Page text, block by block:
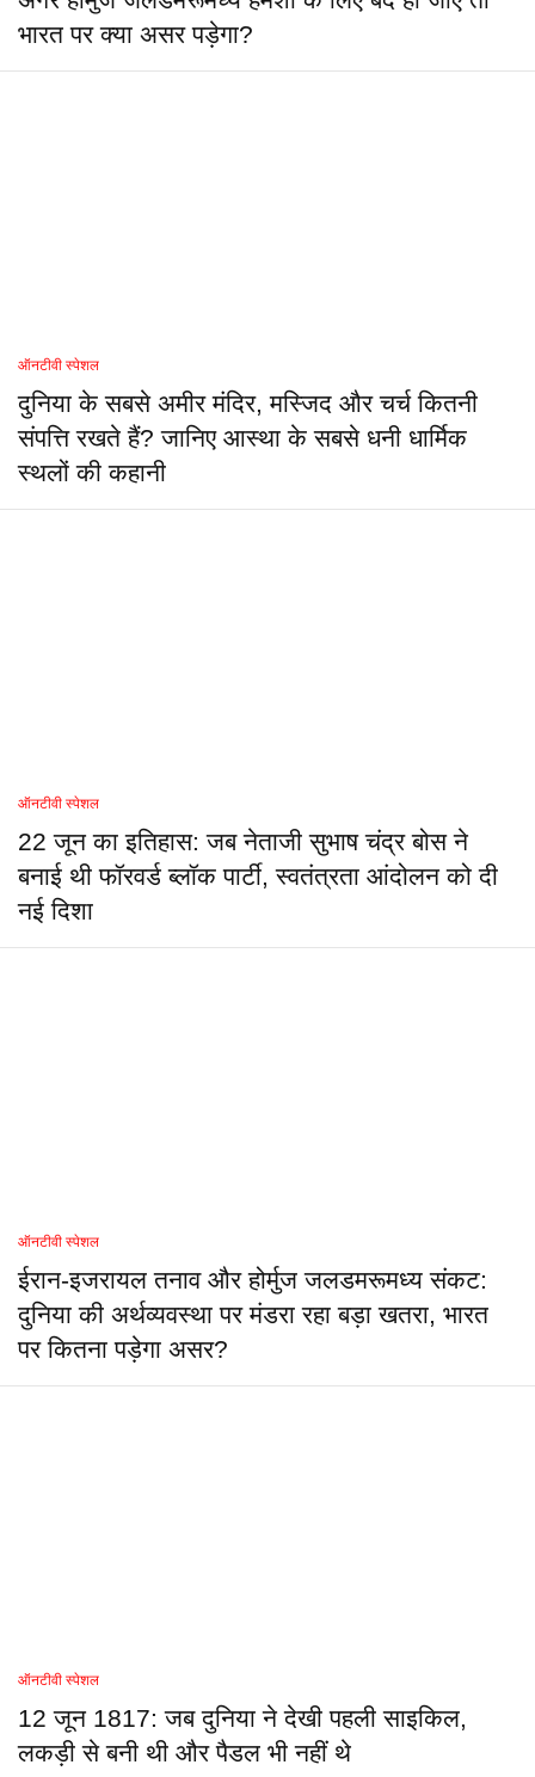
भारत पर क्या असर पड़ेगा?
ऑनटीवी स्पेशल
दुनिया के सबसे अमीर मंदिर, मस्जिद और चर्च कितनी
संपत्ति रखते हैं? जानिए आस्था के सबसे धनी धार्मिक
स्थलों की कहानी
ऑनटीवी स्पेशल
22 जून का इतिहास: जब नेताजी सुभाष चंद्र बोस ने
बनाई थी फॉरवर्ड ब्लॉक पार्टी, स्वतंत्रता आंदोलन को दी
नई दिशा
ऑनटीवी स्पेशल
ईरान-इजरायल तनाव और होर्मुज जलडमरूमध्य संकट:
दुनिया की अर्थव्यवस्था पर मंडरा रहा बड़ा खतरा, भारत
पर कितना पड़ेगा असर?
ऑनटीवी स्पेशल
12 जून 1817: जब दुनिया ने देखी पहली साइकिल,
लकड़ी से बनी थी और पैडल भी नहीं थे